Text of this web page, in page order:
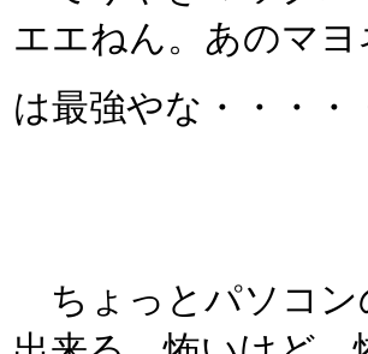
エエねん。あのマ
は最強やな・・・・
ちょっとパソコン